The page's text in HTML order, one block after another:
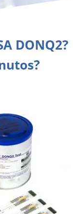
DONQ2?